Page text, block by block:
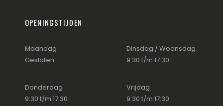
OPENINGSTIJDEN
Maandag
Gesloten
Dinsdag / Woensdag
9:30 t/m 17:30
Donderdag
9:30 t/m 17:30
Vrijdag
9:30 t/m 17:30